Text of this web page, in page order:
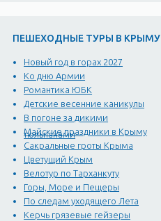
ПЕШЕХОДНЫЕ ТУРЫ В КРЫМУ
Новый год в горах 2027
Ко дню Армии
Романтика ЮБК
Детские весенние каникулы
В погоне за дикими
тюльпанами
Майские праздники в Крыму
Сакральные гроты Крыма
Цветущий Крым
Велотур по Тарханкуту
Горы, Море и Пещеры
По следам уходящего Лета
Керчь грязевые гейзеры